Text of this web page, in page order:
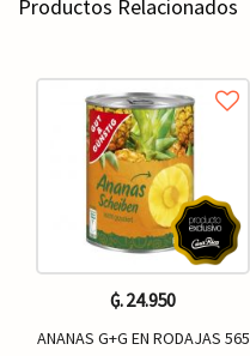
Productos Relacionados
₲. 24.950
ANANAS G+G EN RODAJAS 565